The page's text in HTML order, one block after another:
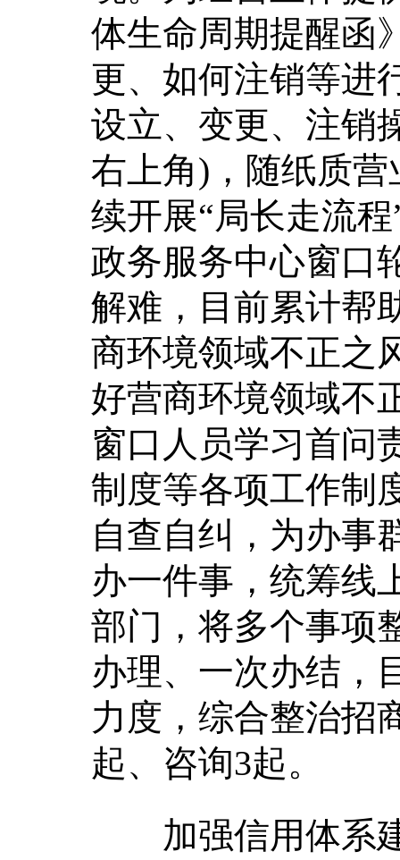
体生命周期提醒函
更、如何注销等进
设立、变更、注销
右上角)，随纸质
续开展“局长走流
政务服务中心窗口
解难，目前累计帮
商环境领域不正之
好营商环境领域不
窗口人员学习首问
制度等各项工作制
自查自纠，为办事
办一件事，统筹线
部门，将多个事项
办理、一次办结，
力度，综合整治招
起、咨询3起。
加强信用体系建